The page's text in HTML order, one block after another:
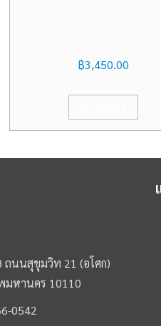
฿3,450.00
ถนนสุขุมวิท 21 (อโศก)
มหานคร 10110
0542